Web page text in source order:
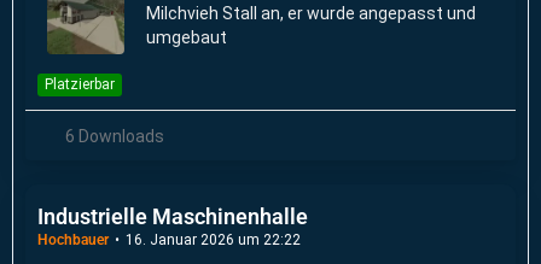
Milchvieh Stall an, er wurde angepasst und
umgebaut
Platzierbar
6 Downloads
Industrielle Maschinenhalle
Hochbauer 16. Januar 2026 um 22:22